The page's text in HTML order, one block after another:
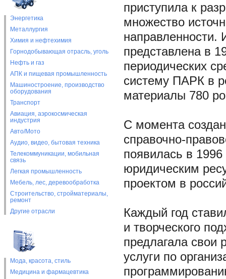
Энергетика
Металлургия
Химия и нефтехимия
Горнодобывающая отрасль, уголь
Нефть и газ
АПК и пищевая промышленность
Машиностроение, производство
оборудования
Транспорт
Авиация, аэрокосмическая
индустрия
Авто/Мото
Аудио, видео, бытовая техника
Телекоммуникации, мобильная
связь
Легкая промышленность
Мебель, лес, деревообработка
Строительство, стройматериалы,
ремонт
Другие отрасли
Мода, красота, стиль
Медицина и фармацевтика
приступила к
множество
представлена в
периодических
систему ПАРК в
материалы 780
С момента
справочно-
появилась в
юридическим
проектом в
Каждый год
и творческого
предлагала свои
услуги по